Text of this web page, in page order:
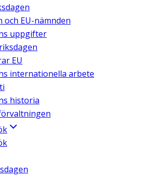
och EU-nämnden
uppgifter
EU
internationella arbete
historia